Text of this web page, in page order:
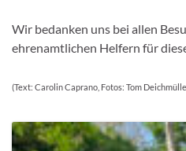
Wir bedanken uns bei allen
ehrenamtlichen Helfern für
(Text: Carolin Caprano, Fotos: Tom